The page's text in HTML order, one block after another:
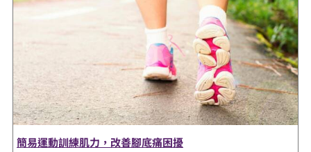
簡易運動訓練肌力，改善腳底痛困擾